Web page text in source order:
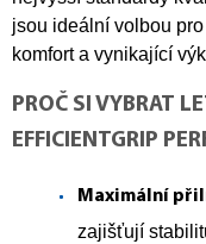
jsou ideální volbou
komfort a vynikající
PROČ SI VYBRAT
EFFICIENTGRIP
Maximální
zajišťují